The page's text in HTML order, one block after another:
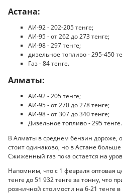
Астана:
АИ-92 - 202-205 тенге;
АИ-95 - от 262 до 273 тенге;
АИ-98 - 297 тенге;
дизельное топливо - 295-450
Газ - 84 тенге.
Алматы:
АИ-92 - 205 тенге;
АИ-95 - от 270 до 278 тенге;
АИ-98 - от 307 до 340 тенге;
Дизельное топливо - 295 тенге.
В Алматы в среднем бензин дороже,
стоит одинаково, но в Астане
Сжиженный газ пока остается на
Напомним, что с 1 февраля оптовая
тенге до 51 932 тенге за тонну, что
розничной стоимости на 6-21 тенге